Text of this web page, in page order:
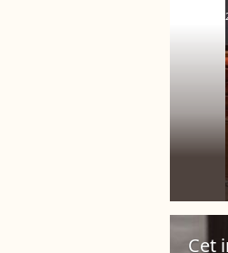
15 avril
Cet